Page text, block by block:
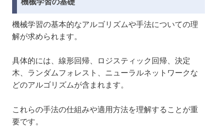
機械学習の基本的なアルゴリズムや手法についての理
解が求められます。
具体的には、線形回帰、ロジスティック回帰、決定
木、ランダムフォレスト、ニューラルネットワークな
どのアルゴリズムが含まれます。
これらの手法の仕組みや適用方法を理解することが重
要です。